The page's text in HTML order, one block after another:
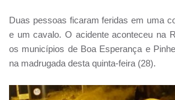
Duas pessoas ficaram feridas em uma
e um cavalo. O acidente aconteceu na
os municípios de Boa Esperança e
na madrugada desta quinta-feira (28).